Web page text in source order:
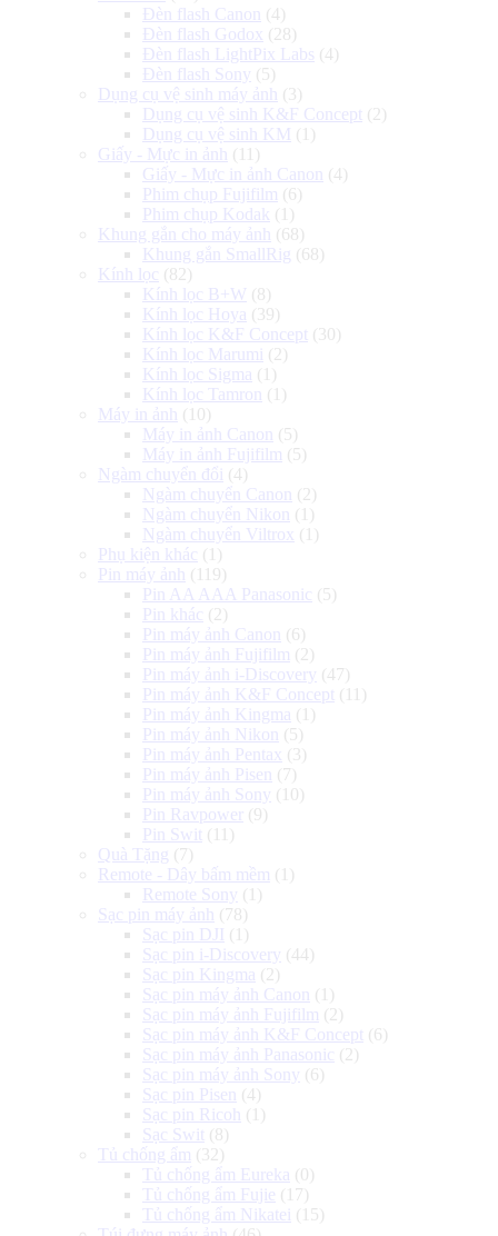
Đèn flash Canon
(4)
Đèn flash Godox (28)
Đèn flash LightPix Labs (4)
Đèn flash Sony (5)
Dụng cụ vệ sinh máy ảnh
(3)
Dụng cụ vệ sinh K&F Concept (2)
Dụng cụ vệ sinh KM (1)
Giấy - Mực in ảnh
(11)
Giấy - Mực in ảnh Canon
(4)
Phim chụp Fujifilm (6)
Phim chụp Kodak (1)
Khung gắn cho máy ảnh
(68)
Khung gắn SmallRig (68)
Kính lọc (82)
Kính lọc B+W (8)
Kính lọc Hoya (39)
Kính lọc K&F Concept (30)
Kính lọc Marumi (2)
Kính lọc Sigma (1)
Kính lọc Tamron
(1)
Máy in ảnh
(10)
Máy in ảnh Canon
(5)
Máy in ảnh Fujifilm (5)
Ngàm chuyển đổi (4)
Ngàm chuyển Canon
(2)
Ngàm chuyển Nikon
(1)
Ngàm chuyển Viltrox (1)
Phụ kiện khác (1)
Pin máy ảnh
(119)
Pin AA AAA Panasonic (5)
Pin khác (2)
Pin máy ảnh Canon
(6)
Pin máy ảnh Fujifilm (2)
Pin máy ảnh i-Discovery (47)
Pin máy ảnh K&F Concept (11)
Pin máy ảnh Kingma (1)
Pin máy ảnh Nikon
(5)
Pin máy ảnh Pentax (3)
Pin máy ảnh Pisen
(7)
Pin máy ảnh Sony (10)
Pin Ravpower
(9)
Pin Swit (11)
Quà Tặng (7)
Remote - Dây bấm mềm (1)
Remote Sony (1)
Sạc pin máy ảnh
(78)
Sạc pin DJI (1)
Sạc pin i-Discovery (44)
Sạc pin Kingma (2)
Sạc pin máy ảnh Canon
(1)
Sạc pin máy ảnh Fujifilm (2)
Sạc pin máy ảnh K&F Concept (6)
Sạc pin máy ảnh Panasonic (2)
Sạc pin máy ảnh Sony (6)
Sạc pin Pisen
(4)
Sạc pin Ricoh
(1)
Sạc Swit (8)
Tủ chống ẩm (32)
Tủ chống ẩm Eureka (0)
Tủ chống ẩm Fujie (17)
Tủ chống ẩm Nikatei (15)